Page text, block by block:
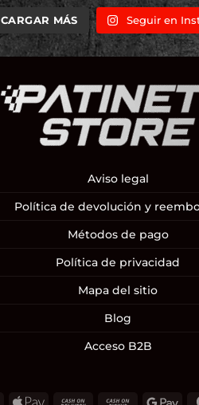
CARGAR MÁS Seguir en
Aviso legal
Política de devolución y
Métodos de pago
Política de privacidad
Mapa del sitio
Blog
Acceso B2B
Klarna Apple Cash Cash